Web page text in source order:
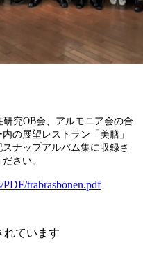
究OB会、アルモニア会の合
の展望レストラン「美膳」
ナップアルバム集に収録さ
さい。
PDF/trabrasbonen.pdf
れています